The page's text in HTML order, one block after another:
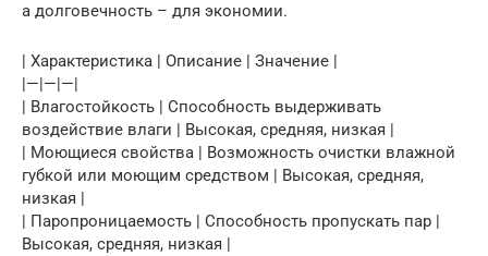
а долговечность – для экономии.
| Характеристика | Описание | Значение |
|—|—|—|
| Влагостойкость | Способность выдерживать
воздействие влаги | Высокая, средняя, низкая |
| Моющиеся свойства | Возможность очистки влажной
губкой или моющим средством | Высокая, средняя,
низкая |
| Паропроницаемость | Способность пропускать пар |
Высокая, средняя, низкая |